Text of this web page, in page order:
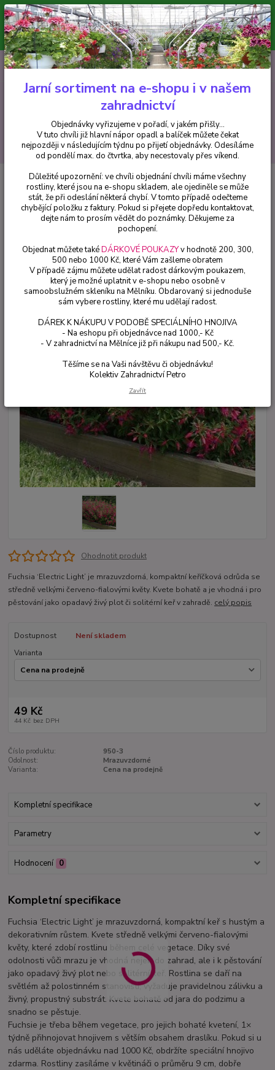
Minimální hodnota pro odeslání z e-shopu je 300 Kč.
V tuto chvíli již hlavní nápor objednávek opadl a balíček můžete čekat
nejpozději v následujícím týdnu po přijetí objednávky. Objednávky
vyřizujeme v pořadí, v jakém přišly...
CZK
Hledat
+420 602 223 614 0ks
za0 Kč
Fuchsie Electric Light mrazuvzdorná - cena na prodejně
Electric Light mrazuvzdorná -
cena na prodejně
Ohodnotit produkt
Fuchsia ‘Electric Light’ je mrazuvzdorná, kompaktní keříčková odrůda se
středně velkými červeno-fialovými květy. Kvete bohatě a je vhodná i pro
pěstování jako opadavý živý plot či solitérní keř v zahradě. celý popis
Dostupnost
Není skladem
Varianta
49 Kč
44 Kč bez DPH
Číslo produktu:
950-3
Odolnost:
Mrazuvzdorné
Varianta:
Cena na prodejně
Kompletní specifikace
Parametry
Hodnocení 0
Kompletní specifikace
Fuchsia ‘Electric Light’ je mrazuvzdorná, kompaktní keř s hustým a
dekorativním růstem. Kvete středně velkými červeno-fialovými
květy, které zdobí rostlinu během celé vegetace. Díky své
odolnosti vůči mrazu je vhodná nejen do zahrad, ale i k pěstování
jako opadavý živý plot nebo solitérní keř. Rostlina se daří na
světlém až polostinném stanovišti, vyžaduje pravidelnou zálivku a
živný, propustný substrát. Kvete bohatě od jara do podzimu a
snadno se pěstuje.
Fuchsie je třeba během vegetace, pro jejich bohaté kvetení, 1×
týdně přihnojovat hnojivem s větším obsahem draslíku. Pokud si u
nás uděláte objednávku nad 1000 Kč, obdržíte speciální hnojivo
zdarma. Rostliny zasíláme v květináči o průměru 9 cm, dobře
Jarní sortiment na e-shopu i v našem
zahradnictví
Objednávky vyřizujeme v pořadí, v jakém přišly...
V tuto chvíli již hlavní nápor opadl a balíček můžete čekat
nejpozději v následujícím týdnu po přijetí objednávky. Odesíláme
od pondělí max. do čtvrtka, aby necestovaly přes víkend.
Důležité upozornění: ve chvíli objednání chvíli máme všechny
rostliny, které jsou na e-shopu skladem, ale ojediněle se může
stát, že při odeslání některá chybí. V tomto případě odečteme
chybějící položku z faktury. Pokud si přejete dopředu kontaktovat,
dejte nám to prosím vědět do poznámky. Děkujeme za
pochopení.
Objednat můžete takéDÁRKOVÉ POUKAZYv hodnotě 200, 300,
500 nebo 1000 Kč, které Vám zašleme obratem
V případě zájmu můžete udělat radost dárkovým poukazem,
který je možné uplatnit v e-shopu nebo osobně v
samoobslužném skleníku na Mělníku. Obdarovaný si jednoduše
sám vybere rostliny, které mu udělají radost.
DÁREK K NÁKUPU V PODOBĚ SPECIÁLNÍHO HNOJIVA
- Na eshopu při objednávce nad 1000,- Kč
- V zahradnictví na Mělníce již při nákupu nad 500,- Kč.
Těšíme se na Vaši návštěvu či objednávku!
Kolektiv Zahradnictví Petro
Zavřít